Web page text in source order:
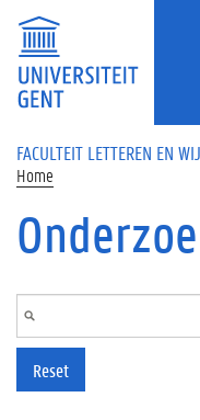
Overslaan en naar de inhoud gaan
FACULTEIT LETTEREN EN
Home
Reset